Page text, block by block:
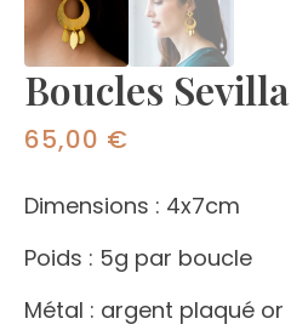
Boucles Sevilla
65,00 €
Dimensions : 4x7cm
Poids : 5g par boucle
Métal : argent plaqué or